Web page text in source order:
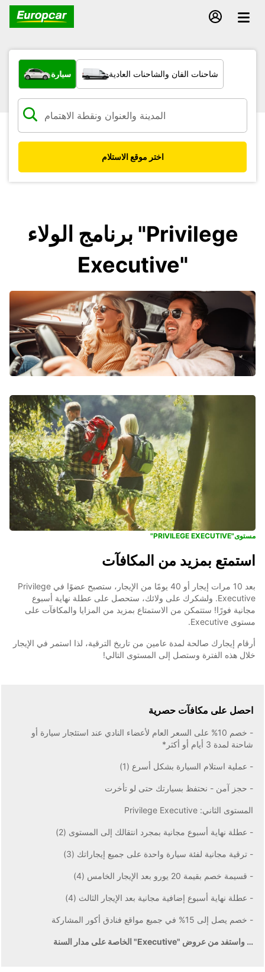
ما نوع المركبة؟
سيارة شاحنات الفان والشاحنات العادية
اختر موقع الاستلام
برنامج الولاء "Privilege
Executive"
مستوى"PRIVILEGE EXECUTIVE"
استمتع بمزيد من المكافآت
بعد 10 مرات إيجار أو 40 يومًا من الإيجار، ستصبح عضوًا في Privilege
Executive. ولشكرك على ولائك، ستحصل على عطلة نهاية أسبوع
مجانية فورًا! ستتمكن من الاستمتاع بمزيد من المزايا والمكافآت على
مستوى Executive.
أرقام إيجارك صالحة لمدة عامين من تاريخ الترقية، لذا استمر في الإيجار
خلال هذه الفترة وستصل إلى المستوى التالي!
احصل على مكافآت حصرية
- خصم 10% على السعر العام لأعضاء النادي عند استئجار سيارة أو
شاحنة لمدة 3 أيام أو أكثر*
- عملية استلام السيارة بشكل أسرع (1)
- حجز آمن - نحتفظ بسيارتك حتى لو تأخرت
المستوى الثاني: Privilege Executive
- عطلة نهاية أسبوع مجانية بمجرد انتقالك إلى المستوى (2)
- ترقية مجانية لفئة سيارة واحدة على جميع إيجاراتك (3)
- قسيمة خصم بقيمة 20 يورو بعد الإيجار الخامس (4)
- عطلة نهاية أسبوع إضافية مجانية بعد الإيجار الثالث (4)
- خصم يصل إلى 15% في جميع مواقع فنادق أكور المشاركة
… واستفد من عروض "Executive" الخاصة على مدار السنة